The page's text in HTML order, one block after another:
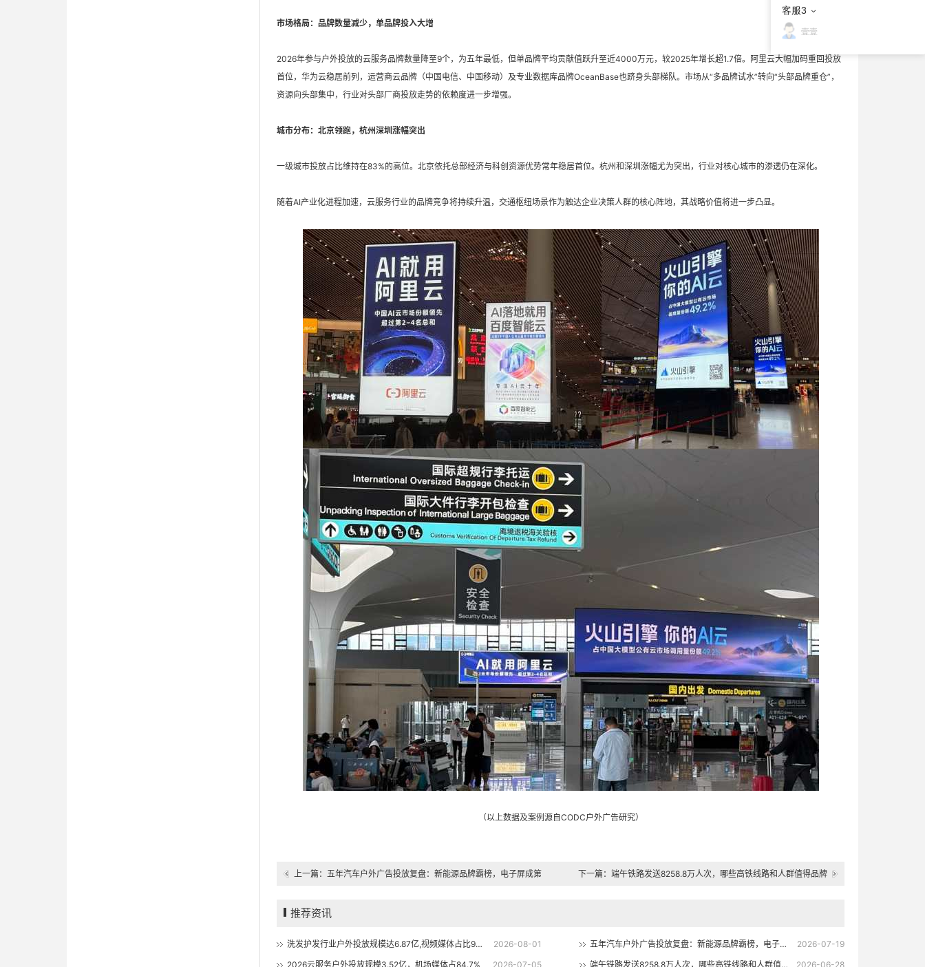
市场格局：品牌数量减少，单品牌投入大增
2026年参与户外投放的云服务品牌数量降至9个，为五年最低，但单品牌平均贡献值跃升至近4000万元，较2025年增长超1.7倍。阿里云大幅加码重回投放
首位，华为云稳居前列，运营商云品牌（中国电信、中国移动）及专业数据库品牌OceanBase也跻身头部梯队。市场从“多品牌试水”转向“头部品牌重仓”，
资源向头部集中，行业对头部厂商投放走势的依赖度进一步增强。
城市分布：北京领跑，杭州深圳涨幅突出
一级城市投放占比维持在83%的高位。北京依托总部经济与科创资源优势常年稳居首位。杭州和深圳涨幅尤为突出，行业对核心城市的渗透仍在深化。
随着AI产业化进程加速，云服务行业的品牌竞争将持续升温，交通枢纽场景作为触达企业决策人群的核心阵地，其战略价值将进一步凸显。
（以上数据及案例源自CODC户外广告研究）
上一篇： 五年汽车户外广告投放复盘：新能源品牌霸榜，电子屏成第 下一篇： 端午铁路发送8258.8万人次，哪些高铁线路和人群值得品牌
推荐资讯
洗发护发行业户外投放规模达6.87亿,视频媒体占比97% 2026-08-01 五年汽车户外广告投放复盘：新能源品牌霸榜，电子屏成第一渠道
2026-07-19
2026云服务户外投放规模3.52亿，机场媒体占84.7%
2026-07-05 端午铁路发送8258.8万人次，哪些高铁线路和人群值得品牌关注？ 2026-06-28
客服3
壹壹